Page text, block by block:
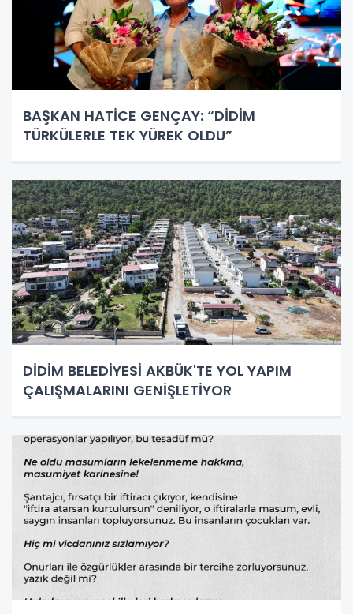
BAŞKAN HATİCE GENÇAY: “DİDİM
TÜRKÜLERLE TEK YÜREK OLDU”
DİDİM BELEDİYESİ AKBÜK'TE YOL YAPIM
ÇALIŞMALARINI GENİŞLETİYOR